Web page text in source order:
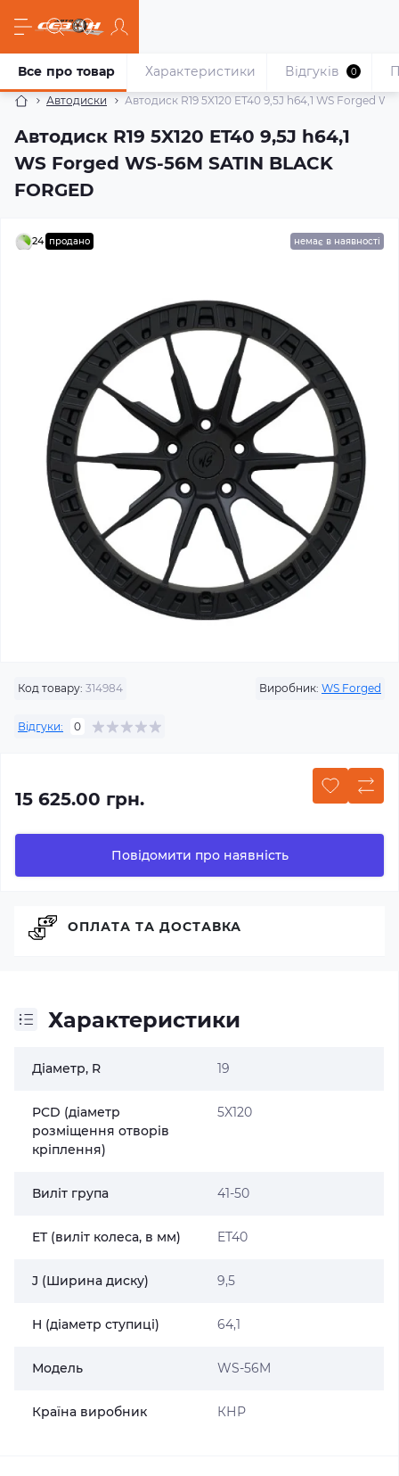
Автодиски Автодиск R19 5X120 ET40 9,5J h64,1 WS Forged
Автодиск R19 5X120 ET40 9,5J h64,1
WS Forged WS-56M SATIN BLACK
FORGED
Все про товар Характеристики Відгуків 0
24 продано немає в наявності
Код товару: 314984 Виробник: WS Forged
Відгуки: 0
15 625.00 грн.
Повідомити про наявність
Характеристики
Діаметр, R 19
PCD (діаметр
розміщення отворів
кріплення)
5X120
Виліт група 41-50
ET (виліт колеса, в мм) ET40
J (Ширина диску) 9,5
H (діаметр ступиці) 64,1
Модель WS-56M
Країна виробник КНР
ОПЛАТА ТА ДОСТАВКА